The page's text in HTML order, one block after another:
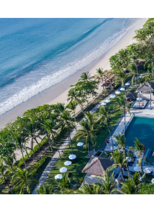
アジア
ロシア・中央アジア
アメリカ・カナダ
中南米・カリブ海
モルディブ・他インド洋
太平洋地域
オセアニア
ハワイ
ベ
ス
ポ
ス
ラ
ス
北
目的